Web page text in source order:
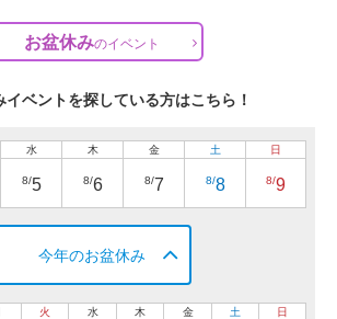
お盆休みのイベント
ベントを探している方はこちら！
水
8/5
木
8/6
金
8/7
土
8/8
日
8/9
今年のお盆休み
火 水 木 金 土 日